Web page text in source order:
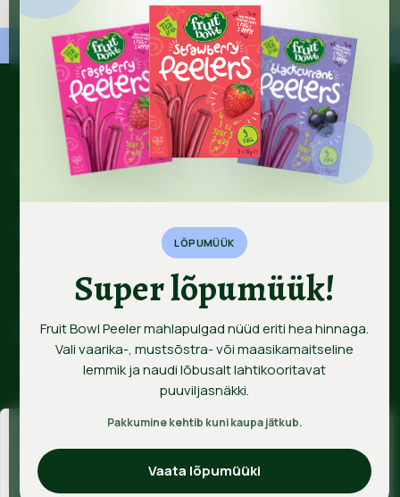
Kasutame küpsiseid teie sirvimiskogemuse parandamiseks,
isikupärastatud reklaamide või sisu esitamiseks ja liikluse
LÕPUMÜÜK
Super lõpumüük!
Fruit Bowl Peeler mahlapulgad nüüd eriti hea hinnaga.
Vali vaarika-, mustsõstra- või maasikamaitseline
lemmik ja naudi lõbusalt lahtikooritavat
puuviljasnäkki.
Pakkumine kehtib kuni kaupa jätkub.
Vaata lõpumüüki
Tasuta tarne alates 45€*Tarne 1–3 tööpäeva jooksul
Liitu uudiskirjaga
LIITU
Klienditugi
E – R 10.00 – 17.00
info@headmaitsed.ee
Info
Tule partneriks Kontaktid